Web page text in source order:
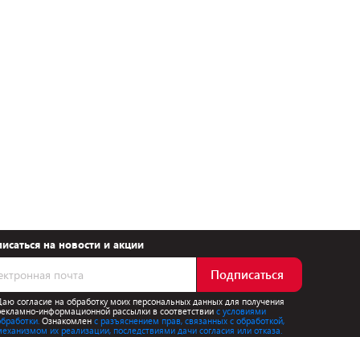
на новости и акции
Подписаться
согласие на обработку моих персональных данных для получения
информационной рассылки в соответствиис условиями
Ознакомлен с разъяснением прав, связанных с обработкой,
их реализации, последствиями дачи согласия или отказа.